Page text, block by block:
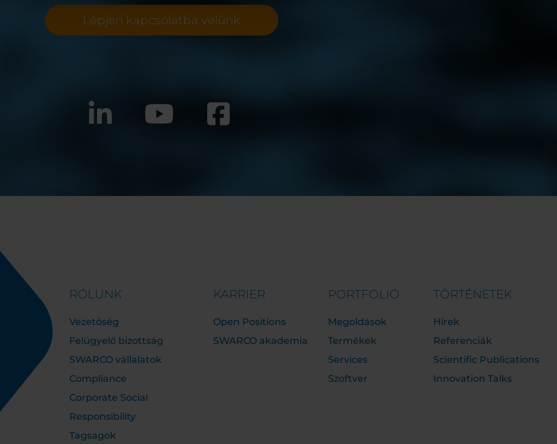
Lépjen kapcsolatba velünk
RÓLUNK
Vezetőség
Felügyelő bizottság
SWARCO vállalatok
Compliance
Corporate Social
Responsibility
Tagsagok
KARRIER
Open Positions
SWARCO akademia
PORTFOLIÓ
Megoldások
Termékek
Services
Szoftver
TÖRTÉNETEK
Hírek
Referenciák
Scientific Publications
Innovation Talks